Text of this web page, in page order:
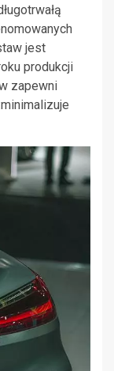
jest
produkcji
zapewni